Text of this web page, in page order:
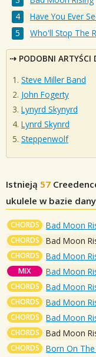
Have You Ever
Who'll Stop The
PODOBNI ARTYŚCI
Steve Miller Band
John Fogerty
Lynyrd Skynyrd
Lynrd Skynrd
Steppenwolf
Istnieją 57
ukulele w bazie
CHORDS Bad Moon
CHORDS Bad Moon
CHORDS Bad Moon
MIX Bad Moon
CHORDS Bad Moon
CHORDS Bad Moon
CHORDS Bad Moon
CHORDS Bad Moon
CHORDS Born On